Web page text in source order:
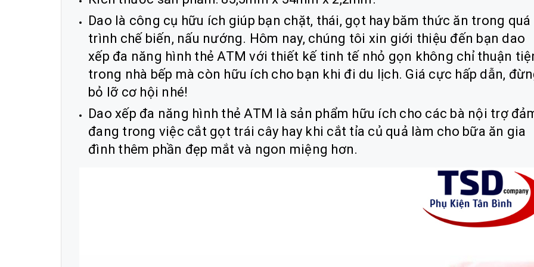
Dao là công cụ hữu ích giúp bạn chặt, thái, gọt hay băm thức ăn trong quá
trình chế biến, nấu nướng. Hôm nay, chúng tôi xin giới thiệu đến bạn dao
xếp đa năng hình thẻ ATM với thiết kế tinh tế nhỏ gọn không chỉ thuận
trong nhà bếp mà còn hữu ích cho bạn khi đi du lịch. Giá cực hấp dẫn,
bỏ lỡ cơ hội nhé!
Dao xếp đa năng hình thẻ ATM là sản phẩm hữu ích cho các bà nội trợ
đang trong việc cắt gọt trái cây hay khi cắt tỉa củ quả làm cho bữa ăn gia
đình thêm phần đẹp mắt và ngon miệng hơn.